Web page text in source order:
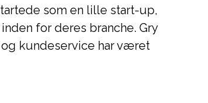
som en lille start-up,
for deres branche. Gry
kundeservice har været